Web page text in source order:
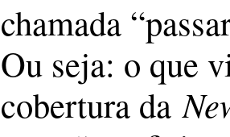
chamada
Ou seja: o que
cobertura da